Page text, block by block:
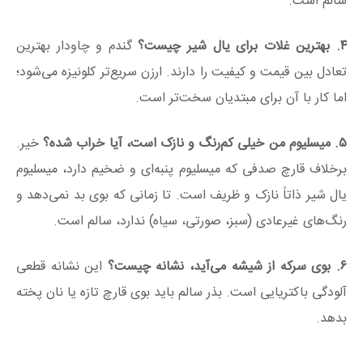
۴. بهترین غلات برای یال شیر چیست؟
گندم و چاودار بهترین
تعادل بین قیمت و کیفیت را دارند. ارزن سریع‌تر کلونیزه می‌شود؛
اما کار با آن برای مبتدیان سخت‌تر است.
۵. میسلیوم من خیلی کم‌رنگ و نازک است، آیا خراب شده؟
خیر.
برخلاف قارچ صدفی که میسلیوم پنبه‌ای و ضخیم دارد، میسلیوم
یال شیر ذاتاً نازک و ظریف است. تا زمانی که بوی بد نمی‌دهد و
رنگ‌های غیرعادی (سبز، صورتی، سیاه) ندارد، سالم است.
۶. بوی سرکه از شیشه می‌آید، نشانه چیست؟
این نشانه قطعی
آلودگی باکتریایی است. بذر سالم باید بوی قارچ تازه یا نان پخته
بدهد.